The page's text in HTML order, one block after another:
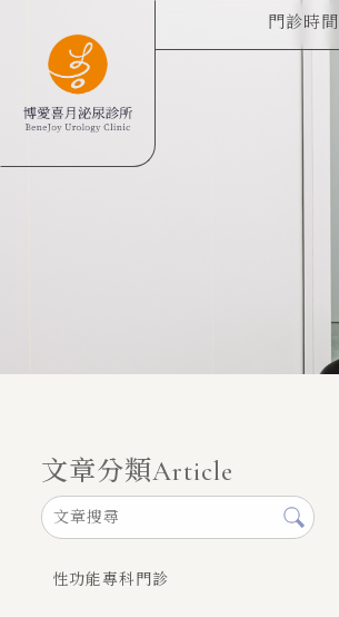
門診時間
文章分類Article
性功能專科門診